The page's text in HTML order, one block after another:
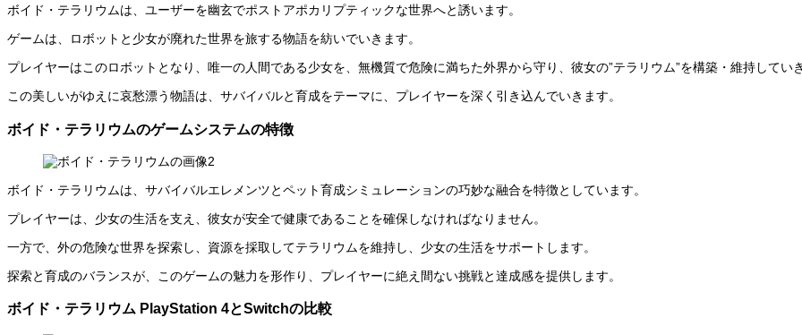
ボイド・テラリウムは、ユーザーを幽玄でポストアポカリプティックな世界へと誘います。
ゲームは、ロボットと少女が廃れた世界を旅する物語を紡いでいきます。
プレイヤーはこのロボットとなり、唯一の人間である少女を、無機質で危険に満ちた外界から守り、彼女の”テラリウム”を構築・維持してい
この美しいがゆえに哀愁漂う物語は、サバイバルと育成をテーマに、プレイヤーを深く引き込んでいきます。
ボイド・テラリウムのゲームシステムの特徴
ボイド・テラリウムは、サバイバルエレメンツとペット育成シミュレーションの巧妙な融合を特徴としています。
プレイヤーは、少女の生活を支え、彼女が安全で健康であることを確保しなければなりません。
一方で、外の危険な世界を探索し、資源を採取してテラリウムを維持し、少女の生活をサポートします。
探索と育成のバランスが、このゲームの魅力を形作り、プレイヤーに絶え間ない挑戦と達成感を提供します。
ボイド・テラリウム PlayStation 4とSwitchの比較